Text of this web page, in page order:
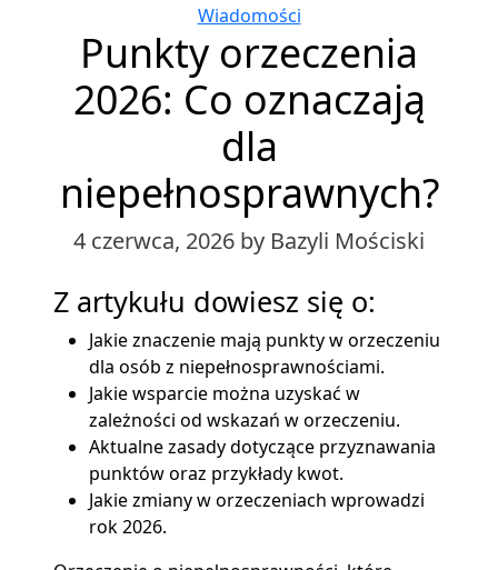
Categories
Wiadomości
Punkty orzeczenia
2026: Co oznaczają
dla
niepełnosprawnych?
4 czerwca, 2026 by Bazyli Mościski
Z artykułu dowiesz się o:
Jakie znaczenie mają punkty w orzeczeniu
dla osób z niepełnosprawnościami.
Jakie wsparcie można uzyskać w
zależności od wskazań w orzeczeniu.
Aktualne zasady dotyczące przyznawania
punktów oraz przykłady kwot.
Jakie zmiany w orzeczeniach wprowadzi
rok 2026.